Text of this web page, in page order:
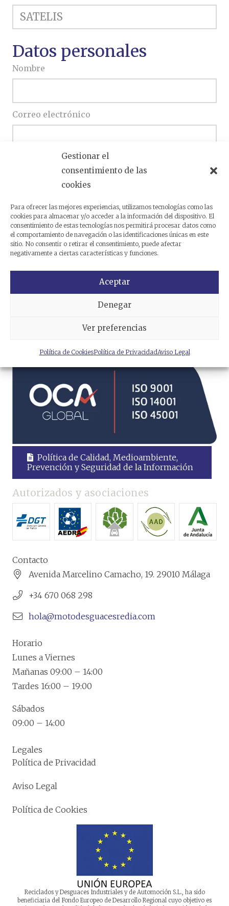
Gestionar el
consentimiento de las
cookies
Para ofrecer las mejores experiencias, utilizamos tecnologías como las
cookies para almacenar y/o acceder a la información del dispositivo. El
consentimiento de estas tecnologías nos permitirá procesar datos como
el comportamiento de navegación o las identificaciones únicas en este
sitio. No consentir o retirar el consentimiento, puede afectar
negativamente a ciertas características y funciones.
Aceptar
Denegar
Ver preferencias
Política de CookiesPolítica de PrivacidadAviso Legal
Datos personales
Nombre
Correo electrónico
Escriba si desea ampliar su consulta
He leído y acepto lapolítica
Política de Calidad, Medioambiente,
Prevención y Seguridad de la Información
Autorizados y asociaciones
Contacto
Avenida Marcelino Camacho, 19. 29010 Málaga
+34 670 068 298
hola@motodesguacesredia.com
Horario
Lunes a Viernes
Mañanas 09:00 – 14:00
Tardes 16:00 – 19:00
Sábados
09:00 – 14:00
Legales
Política de Privacidad
Aviso Legal
Política de Cookies
Reciclados y Desguaces Industriales y de Automoción S.L., ha sido
beneficiaria del Fondo Europeo de Desarrollo Regional cuyo objetivo es